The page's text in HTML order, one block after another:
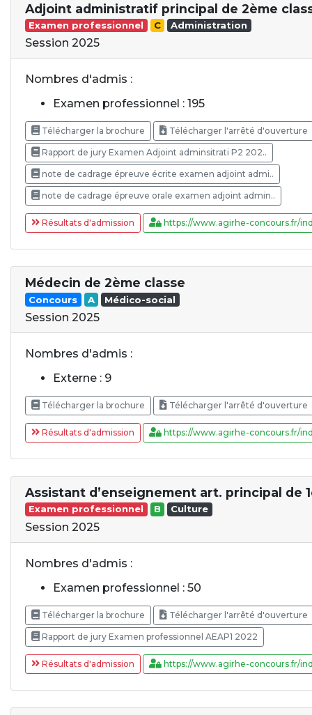
Adjoint administratif principal de 2ème
Examen professionnel C Administration
Session 2025
Nombres d'admis :
Examen professionnel : 195
Télécharger la brochure Télécharger l'arrêté d'ouverture
Rapport de jury Examen Adjoint adminsitrati P2 202..
note de cadrage épreuve écrite examen adjoint admi..
note de cadrage épreuve orale examen adjoint admin..
Résultats d'admission https://www.agirhe-concours.fr/
Médecin de 2ème classe
Concours A Médico-social
Session 2025
Nombres d'admis :
Externe : 9
Télécharger la brochure Télécharger l'arrêté d'ouverture
Résultats d'admission https://www.agirhe-concours.fr/
Assistant d’enseignement art. principal de
Examen professionnel B Culture
Session 2025
Nombres d'admis :
Examen professionnel : 50
Télécharger la brochure Télécharger l'arrêté d'ouverture
Rapport de jury Examen professionnel AEAP1 2022
Résultats d'admission https://www.agirhe-concours.fr/